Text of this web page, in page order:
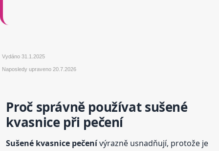
Vydáno31.1.2025
Naposledy upraveno20.7.2026
Proč správně používat sušené
kvasnice při pečení
Sušené kvasnice pečenívýrazně usnadňují, protože je